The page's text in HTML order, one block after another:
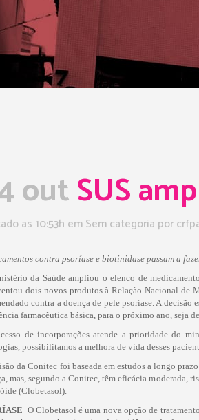
outSUS
as 10:53h em Sem categoria por
contra psoríase e biotinidase passam a
da Saúde ampliou o elenco de
dois novos produtos à Relação Nacional de
contra a doença de pele psoríase. A
farmacêutica básica, para o próximo ano, seja
de incorporações atende a prioridade do
possibilitamos a melhora de vida desses
da Conitec foi baseada em estudos a longo
mas, segundo a Conitec, têm eficácia moderada,
(Clobetasol).
 O Clobetasol é uma nova opção de